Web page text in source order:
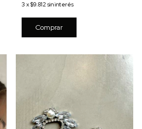
3 x$9.812 sin interés